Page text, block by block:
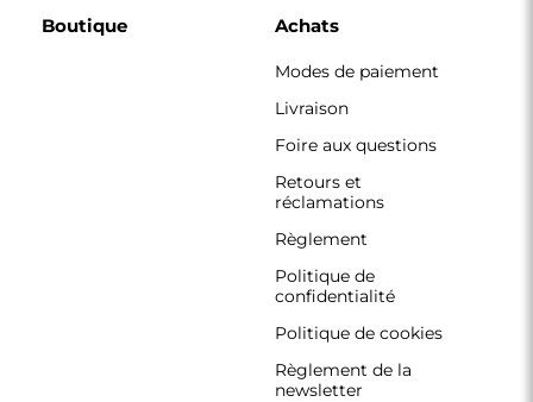
Boutique Achats
Modes de paiement
Livraison
Foire aux questions
Retours et
réclamations
Règlement
Politique de
confidentialité
Politique de cookies
Règlement de la
newsletter